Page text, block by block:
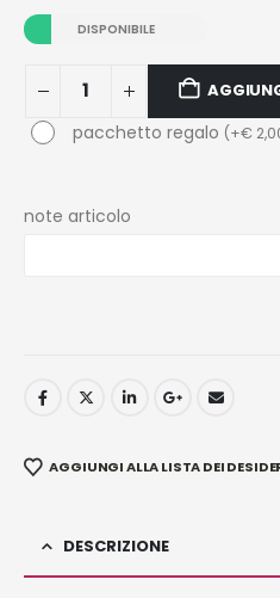
DISPONIBILE
pacchetto regalo (+€
note articolo
AGGIUNGI ALLA LISTA DEI
DESCRIZIONE